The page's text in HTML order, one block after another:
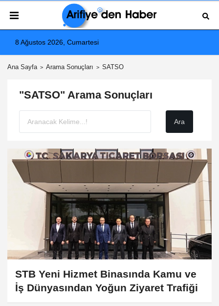
8 Ağustos 2026, Cumartesi
Ana Sayfa Arama Sonuçları SATSO
"SATSO" Arama Sonuçları
STB Yeni Hizmet Binasında Kamu ve
İş Dünyasından Yoğun Ziyaret Trafiği